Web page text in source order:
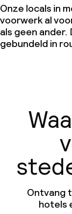
Onze locals in
voorwerk al
als geen ander.
gebundeld in
Ontvang
hotels